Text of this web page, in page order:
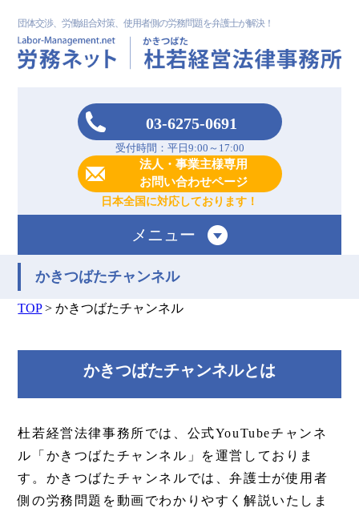
団体交渉、労働組合対策、使用者側の労務問題を弁護士が解決！
03-6275-0691
受付時間：平日9:00～17:00
法人・事業主様専用
お問い合わせページ
日本全国に対応しております！
メニュー
かきつばたチャンネル
TOP>かきつばたチャンネル
かきつばたチャンネルとは
杜若経営法律事務所では、公式YouTubeチャンネ
ル「かきつばたチャンネル」を運営しておりま
す。かきつばたチャンネルでは、弁護士が使用者
側の労務問題を動画でわかりやすく解説いたしま